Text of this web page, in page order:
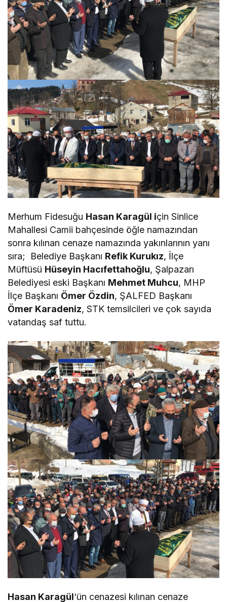
Merhum Fidesuğu Hasan Karagül için Sinlice
Mahallesi Camii bahçesinde öğle namazından
sonra kılınan cenaze namazında yakınlarının yanı
sıra; Belediye Başkanı Refik Kurukız, İlçe
Müftüsü Hüseyin Hacıfettahoğlu, Şalpazarı
Belediyesi eski Başkanı Mehmet Muhcu, MHP
İlçe Başkanı Ömer Özdin, ŞALFED Başkanı
Ömer Karadeniz, STK temsilcileri ve çok sayıda
vatandaş saf tuttu.
Hasan Karagül‘ün cenazesi kılınan cenaze